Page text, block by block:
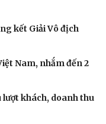
kết Giải Vô địch
Nam, nhắm đến 2
khách, doanh thu